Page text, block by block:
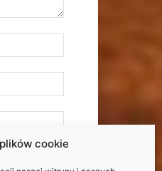
cookie